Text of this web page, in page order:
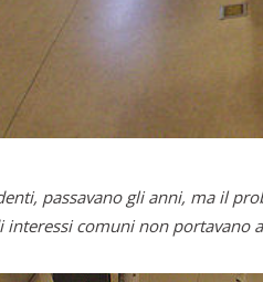
passavano gli anni, ma il
interessi comuni non portavano